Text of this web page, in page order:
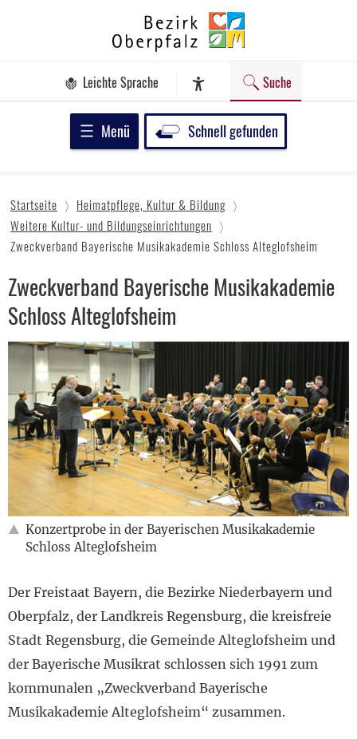
Bezirk
Oberpfalz
Leichte Sprache
Assistenz-Software
Suche
Menü Schnell gefunden
Startseite
Heimatpflege, Kultur & Bildung
Weitere Kultur- und Bildungseinrichtungen
Zweckverband Bayerische Musikakademie Schloss Alteglofsheim
Zweckverband Bayerische Musikakademie
Schloss Alteglofsheim
Konzertprobe in der Bayerischen Musikakademie
Schloss Alteglofsheim
Der Freistaat Bayern, die Bezirke Niederbayern und
Oberpfalz, der Landkreis Regensburg, die kreisfreie
Stadt Regensburg, die Gemeinde Alteglofsheim und
der Bayerische Musikrat schlossen sich 1991 zum
kommunalen „Zweckverband Bayerische
Musikakademie Alteglofsheim“ zusammen.